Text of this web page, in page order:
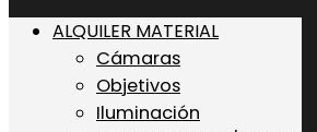
ALQUILER MATERIAL
Cámaras
Objetivos
Iluminación